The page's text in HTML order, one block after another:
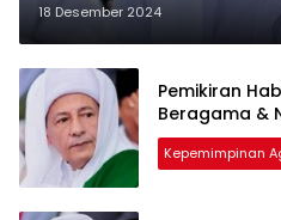
18 Desember 2024
Pemikiran
Beragama &
Kepemimpinan